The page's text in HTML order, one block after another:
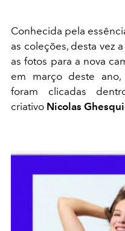
Conhecida pela
as coleções, desta vez a
as fotos para a nova
em março deste ano,
foram clicadas
criativo Nicolas